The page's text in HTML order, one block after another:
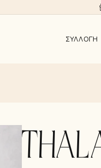
ΣΥΛΛΟΓΉ
ΛΑΜΨΗ